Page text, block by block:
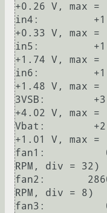
+0.26 V, max =
in4:
+0.33 V, max =
in5:
+1.74 V, max =
in6:
+1.48 V, max
3VSB:
+4.02 V, max =
Vbat:
+1.01 V, max
fan1:          0
RPM, div = 32)
fan2:
RPM, div = 8)
fan3:          0